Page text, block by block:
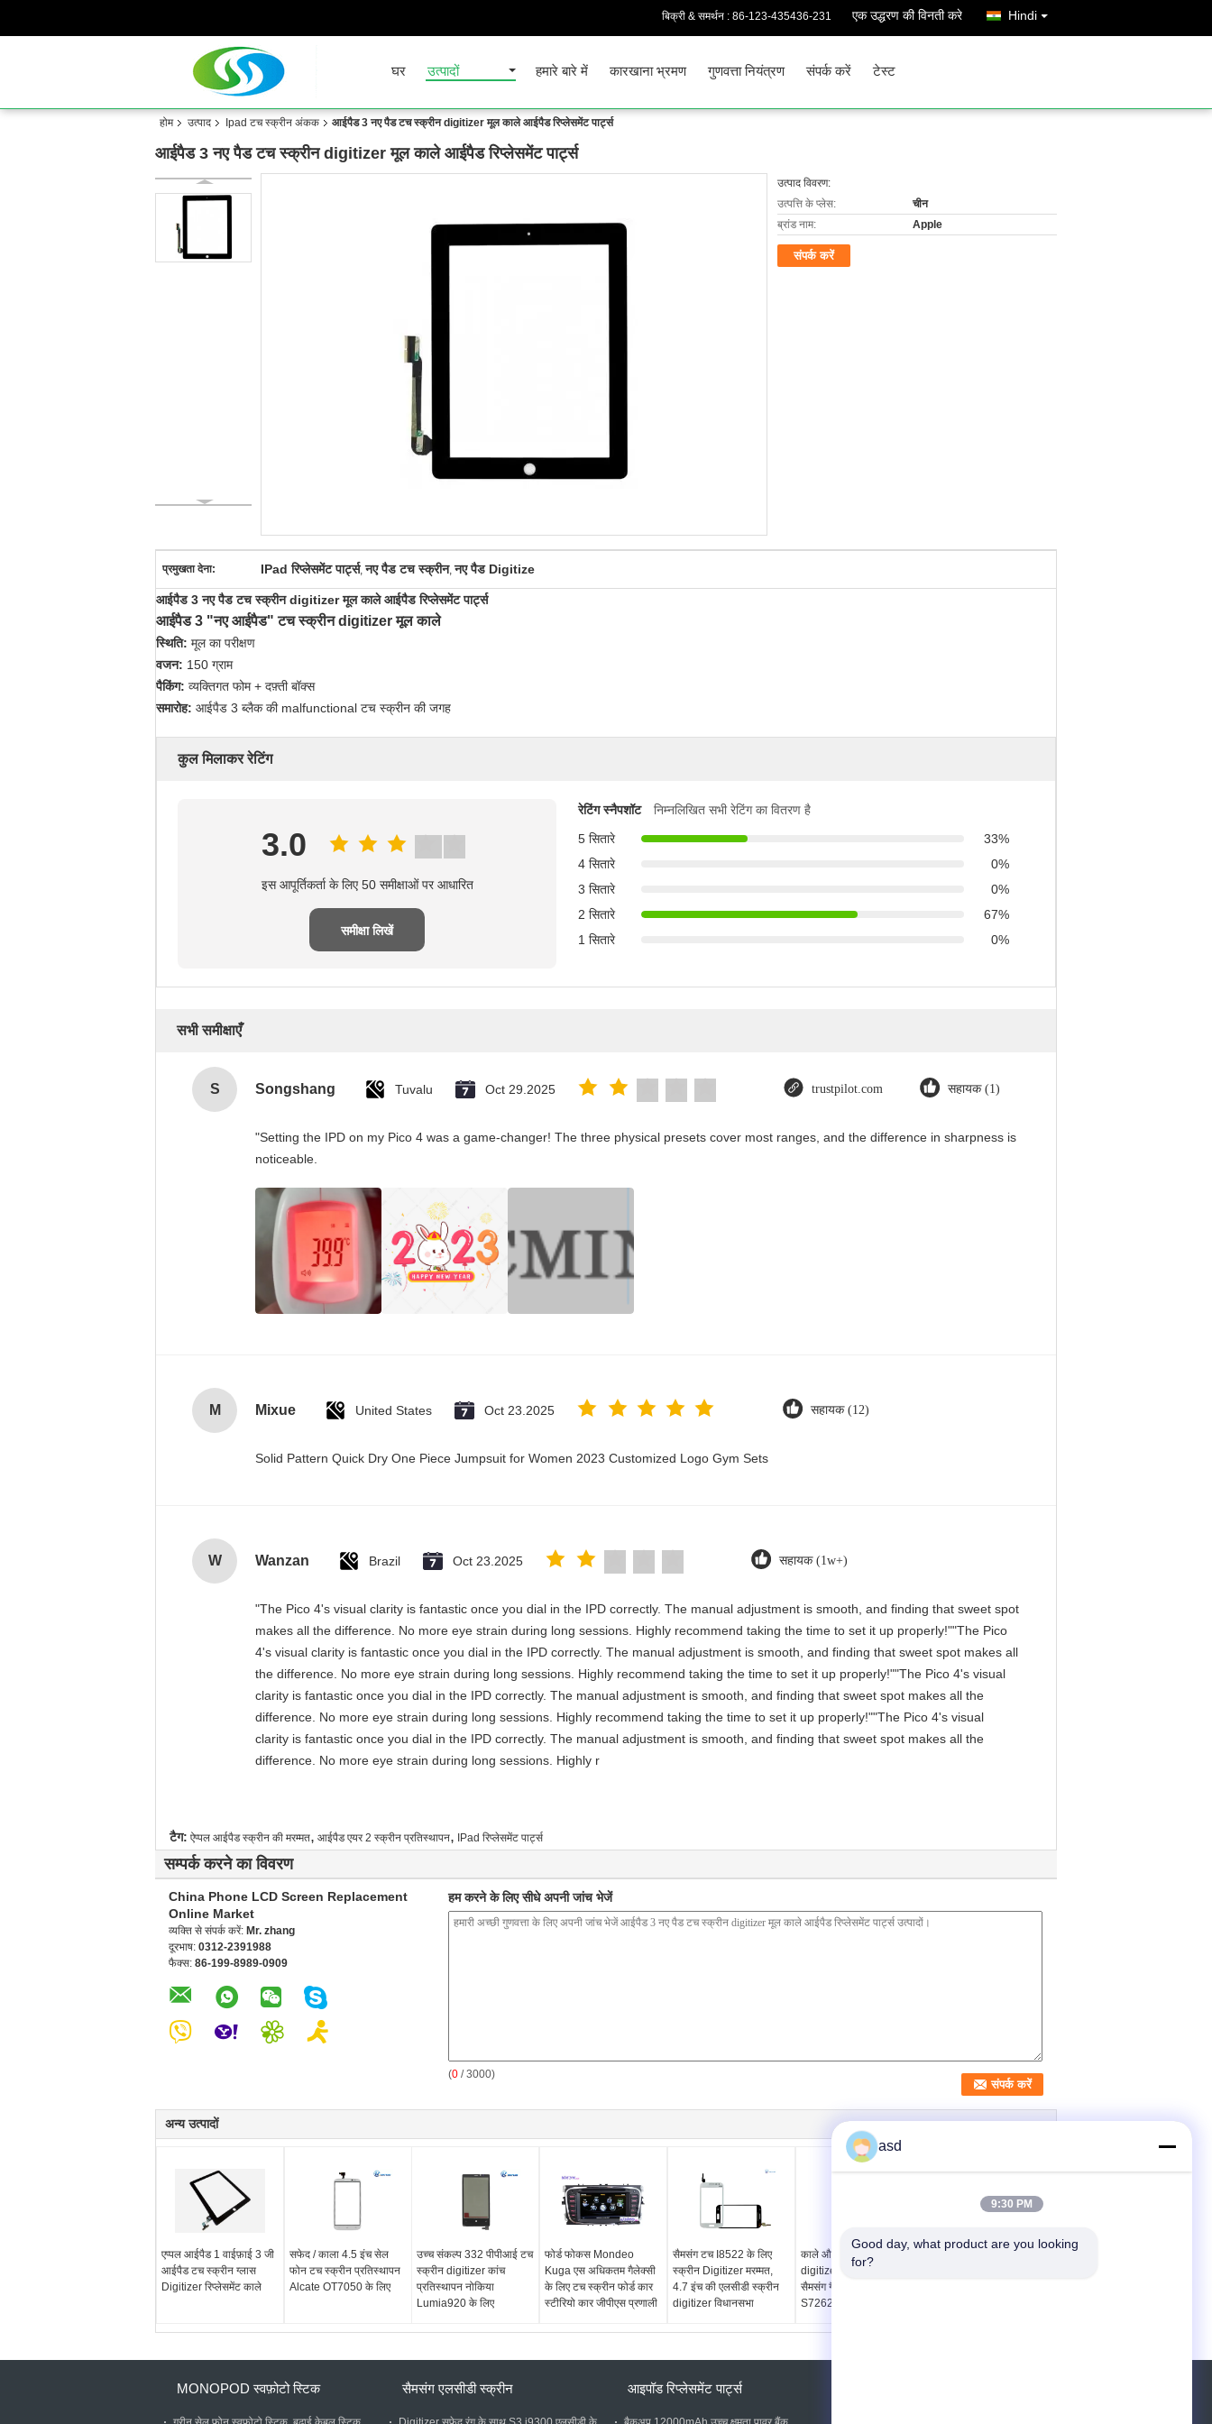
बिक्री & समर्थन : 86-123-435436-231 एक उद्धरण की विनती करे Hindi
घर उत्पादों हमारे बारे में कारखाना भ्रमण गुणवत्ता नियंत्रण संपर्क करें टेस्ट
होम उत्पाद Ipad टच स्क्रीन अंकक आईपैड 3 नए पैड टच स्क्रीन digitizer मूल काले आईपैड रिप्लेसमेंट पार्ट्स
आईपैड 3 नए पैड टच स्क्रीन digitizer मूल काले आईपैड रिप्लेसमेंट पार्ट्स
उत्पाद विवरण:
उत्पत्ति के प्लेस:
चीन
ब्रांड नाम:
Apple
संपर्क करें
प्रमुखता देना: IPad रिप्लेसमेंट पार्ट्स,नए पैड टच स्क्रीन,नए पैड Digitize
आईपैड 3 नए पैड टच स्क्रीन digitizer मूल काले आईपैड रिप्लेसमेंट पार्ट्स
आईपैड 3 "नए आईपैड" टच स्क्रीन digitizer मूल काले
स्थिति: मूल का परीक्षण
वजन: 150 ग्राम
पैकिंग: व्यक्तिगत फोम + दफ़्ती बॉक्स
समारोह: आईपैड 3 ब्लैक की malfunctional टच स्क्रीन की जगह
कुल मिलाकर रेटिंग
3.0
इस आपूर्तिकर्ता के लिए 50 समीक्षाओं पर आधारित
समीक्षा लिखें
रेटिंग स्नैपशॉट
निम्नलिखित सभी रेटिंग का वितरण है
5 सितारे
33%
4 सितारे
0%
3 सितारे
0%
2 सितारे
67%
1 सितारे
0%
सभी समीक्षाएँ
S Songshang Tuvalu Oct 29.2025 trustpilot.com सहायक (1)
"Setting the IPD on my Pico 4 was a game-changer! The three physical presets cover most ranges, and the difference in sharpness is
noticeable.
M Mixue United States Oct 23.2025 सहायक (12)
Solid Pattern Quick Dry One Piece Jumpsuit for Women 2023 Customized Logo Gym Sets
W Wanzan Brazil Oct 23.2025 सहायक (1w+)
"The Pico 4's visual clarity is fantastic once you dial in the IPD correctly. The manual adjustment is smooth, and finding that sweet spot
makes all the difference. No more eye strain during long sessions. Highly recommend taking the time to set it up properly!""The Pico
4's visual clarity is fantastic once you dial in the IPD correctly. The manual adjustment is smooth, and finding that sweet spot makes all
the difference. No more eye strain during long sessions. Highly recommend taking the time to set it up properly!""The Pico 4's visual
clarity is fantastic once you dial in the IPD correctly. The manual adjustment is smooth, and finding that sweet spot makes all the
difference. No more eye strain during long sessions. Highly recommend taking the time to set it up properly!""The Pico 4's visual
clarity is fantastic once you dial in the IPD correctly. The manual adjustment is smooth, and finding that sweet spot makes all the
difference. No more eye strain during long sessions. Highly r
टैग: ऐप्पल आईपैड स्क्रीन की मरम्मत, आईपैड एयर 2 स्क्रीन प्रतिस्थापन, IPad रिप्लेसमेंट पार्ट्स
सम्पर्क करने का विवरण
China Phone LCD Screen Replacement
Online Market
व्यक्ति से संपर्क करें: Mr. zhang
दूरभाष: 0312-2391988
फैक्स: 86-199-8989-0909
हम करने के लिए सीधे अपनी जांच भेजें
(0 / 3000)
अन्य उत्पादों
एप्पल आईपैड 1 वाईफ़ाई 3 जी
आईपैड टच स्क्रीन ग्लास
Digitizer रिप्लेसमेंट काले
सफेद / काला 4.5 इंच सेल
फोन टच स्क्रीन प्रतिस्थापन
Alcate OT7050 के लिए
उच्च संकल्प 332 पीपीआई टच
स्क्रीन digitizer कांच
प्रतिस्थापन नोकिया
Lumia920 के लिए
फोर्ड फोकस Mondeo
Kuga एस अधिकतम गैलेक्सी
के लिए टच स्क्रीन फोर्ड कार
स्टीरियो कार जीपीएस प्रणाली
सैमसंग टच I8522 के लिए
स्क्रीन Digitizer मरम्मत,
4.7 इंच की एलसीडी स्क्रीन
digitizer विधानसभा
काले और सफेद टच स्क्रीन
digitizer प्रतिस्थापन के लिए
सैमसंग गैलेक्सी स्टार प्रो
S7262
4.3 "नोकिया Digitizer टच
MONOPOD स्वफ़ोटो स्टिक सैमसंग एलसीडी स्क्रीन आइपॉड रिप्लेसमेंट पार्ट्स
asd
9:30 PM
Good day, what product are you looking
for?